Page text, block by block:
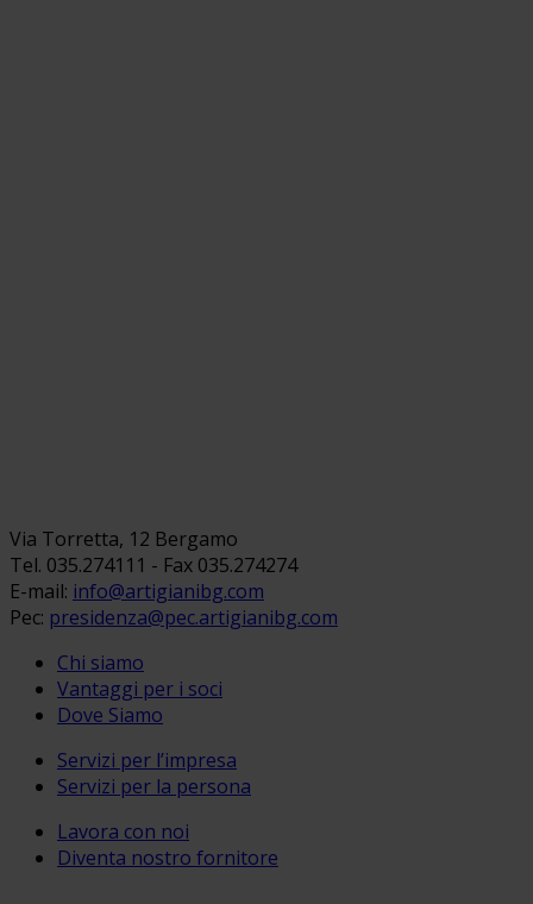
Via Torretta, 12 Bergamo
Tel. 035.274111 - Fax 035.274274
E-mail: info@artigianibg.com
Pec: presidenza@pec.artigianibg.com
Chi siamo
Vantaggi per i soci
Dove Siamo
Servizi per l’impresa
Servizi per la persona
Lavora con noi
Diventa nostro fornitore